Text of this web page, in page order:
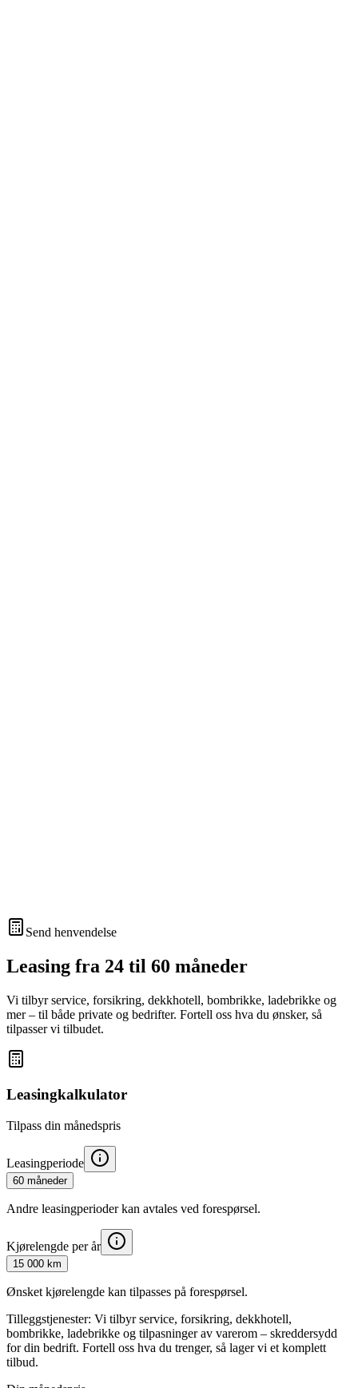
Send henvendelse
Leasing fra 24 til 60 måneder
Vi tilbyr service, forsikring, dekkhotell, bombrikke, ladebrikke og
mer – til både private og bedrifter. Fortell oss hva du ønsker, så
tilpasser vi tilbudet.
Leasingkalkulator
Tilpass din månedspris
Leasingperiode
60 måneder
Andre leasingperioder kan avtales ved forespørsel.
Kjørelengde per år
15 000 km
Ønsket kjørelengde kan tilpasses på forespørsel.
Tilleggstjenester: Vi tilbyr service, forsikring, dekkhotell,
bombrikke, ladebrikke og tilpasninger av varerom – skreddersydd
for din bedrift. Fortell oss hva du trenger, så lager vi et komplett
tilbud.